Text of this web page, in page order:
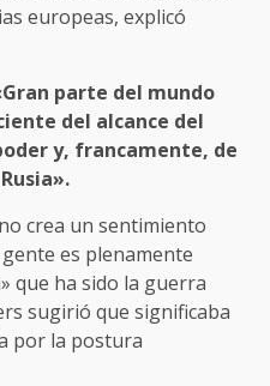
europeas, explicó
parte del mundo
del alcance del
y, francamente, de
crea un sentimiento
es plenamente
que ha sido la guerra
sugirió que significaba
por la postura